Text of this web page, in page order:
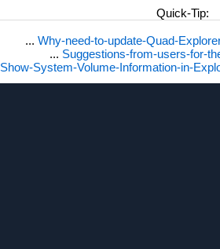
Quick-Tip:
... Why-need-to-update-Quad-
... Suggestions-from-users-for-
Show-System-Volume-Information-in-